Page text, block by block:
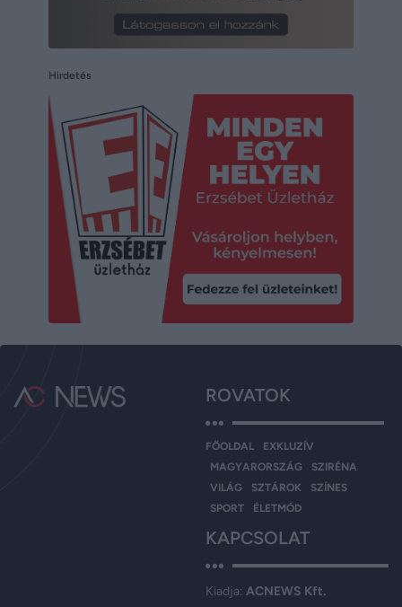
Hirdetés
ROVATOK
FŐOLDAL
EXKLUZÍV
MAGYARORSZÁG
SZIRÉNA
VILÁG
SZTÁROK
SZÍNES
SPORT
ÉLETMÓD
KAPCSOLAT
Kiadja: ACNEWS Kft.